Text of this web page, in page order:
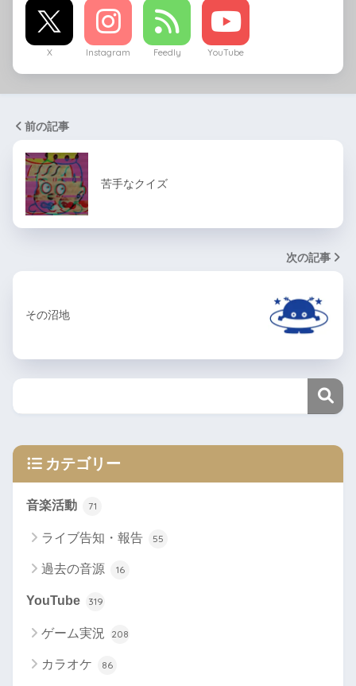
X Instagram Feedly YouTube
前の記事
苦手なクイズ
次の記事
その沼地
カテゴリー
音楽活動 71
ライブ告知・報告 55
過去の音源 16
YouTube 319
ゲーム実況 208
カラオケ 86